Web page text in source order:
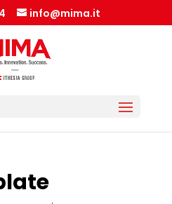
info@mima.it